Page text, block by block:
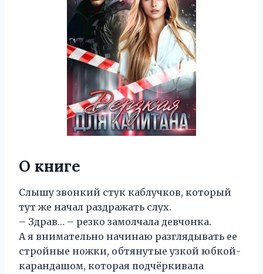
О книге
Слышу звонкий стук каблучков, который
тут же начал раздражать слух.
– Здрав… – резко замолчала девчонка.
А я внимательно начинаю разглядывать ее
стройные ножки, обтянутые узкой юбкой-
карандашом, которая подчёркивала